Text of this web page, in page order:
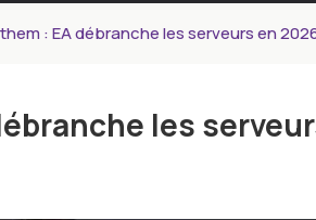
: EA débranche les serveurs en
les